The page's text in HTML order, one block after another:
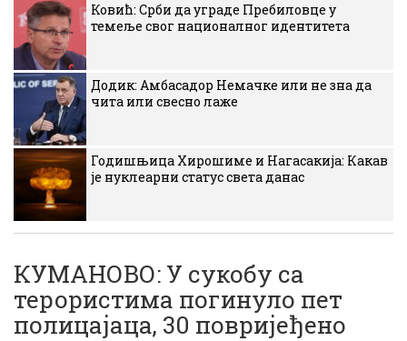
Ковић: Срби да уграде Пребиловце у
темеље свог националног идентитета
Додик: Амбасадор Немачке или не зна да
чита или свесно лаже
Годишњица Хирошиме и Нагасакија: Какав
је нуклеарни статус света данас
КУМАНОВО: У сукобу са
терористима погинуло пет
полицaјаца, 30 повријеђено